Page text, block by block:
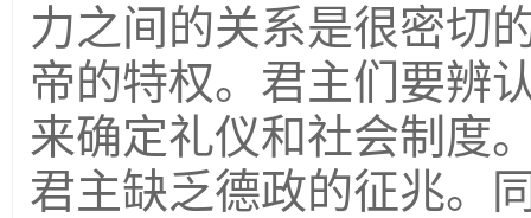
力之间的关系是很密切
帝的特权。君主们要辨
来确定礼仪和社会制度
君主缺乏德政的征兆。